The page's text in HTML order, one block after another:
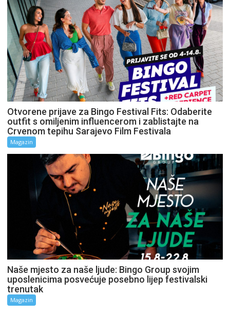
Otvorene prijave za Bingo Festival Fits: Odaberite
outfit s omiljenim influencerom i zablistajte na
Crvenom tepihu Sarajevo Film Festivala
Magazin
Naše mjesto za naše ljude: Bingo Group svojim
uposlenicima posvećuje posebno lijep festivalski
trenutak
Magazin